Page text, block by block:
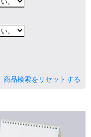
商品検索をリセットする